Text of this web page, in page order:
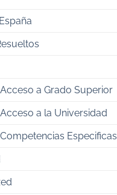
a Grado Superior
a la Universidad
Especificas